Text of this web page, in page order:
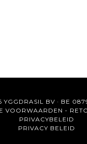
BV · BE
VOORWAARDEN -
PRIVACYBELEID
PRIVACY BELEID